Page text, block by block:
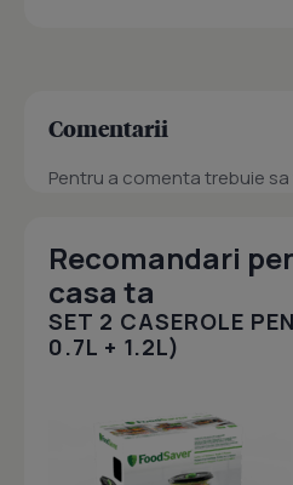
Comentarii
Pentru a comenta trebuie
Recomandari
casa ta
SET 2 CASEROLE
0.7L + 1.2L)